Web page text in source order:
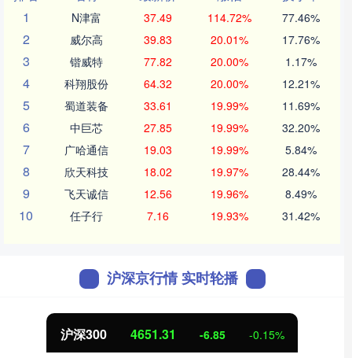
1
N津富 37.49 114.72% 77.46%
2 威尔高 39.83 20.01% 17.76%
3 锴威特 77.82 20.00% 1.17%
4 科翔股份 64.32 20.00% 12.21%
5 蜀道装备 33.61 19.99% 11.69%
6 中巨芯 27.85 19.99% 32.20%
7 广哈通信 19.03 19.99% 5.84%
8 欣天科技 18.02 19.97% 28.44%
9 飞天诚信 12.56 19.96% 8.49%
10 任子行 7.16 19.93% 31.42%
沪深京行情 实时轮播
沪深300 4651.31 -6.85 -0.15%